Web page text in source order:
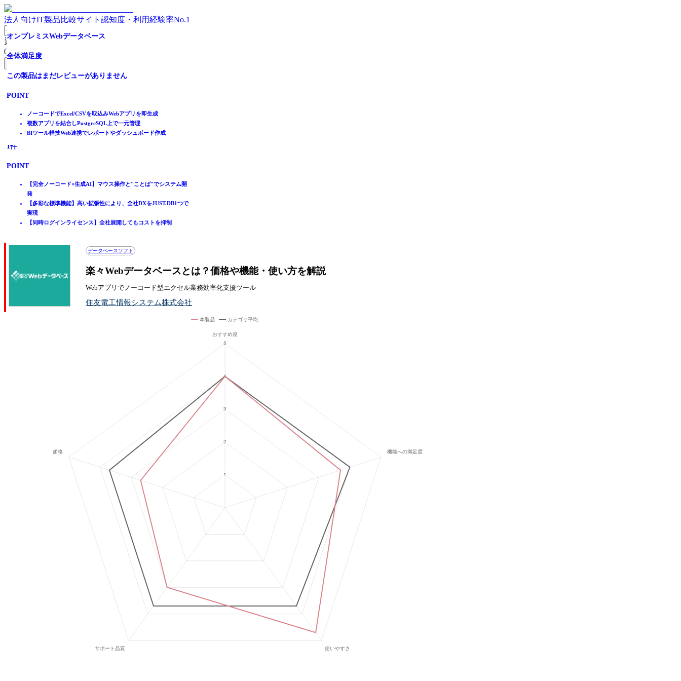
法人向けIT製品比較サイト 認知度・利用経験率No.1
資料請求リスト
0 件
製品を探す
記事を読む
はじめての方へ
掲載について
動画で学ぶ
IT製品比較TOP
データ管理
データベースソフト
楽々Webデータベース
データベースソフト
楽々Webデータベースとは？価格や機能・使い方を解説
Webアプリでノーコード型エクセル業務効率化支援ツール
住友電工情報システム株式会社
散在するデータの統合・自動集計から分析まで簡単に
全体満足度
☆☆☆☆☆
件
散在したデータを一元化、10億件のデータも1秒台で◆高速集計◆
直感的な操作で誰でも簡単にデータ分析が可能
200名まで定額14,256円 Webデータベースを低コストで
11件
POINT
一人あたり71.3円～ 圧倒的コストパフォーマンス
Webデータベースをはじめ、業務効率化を助ける便利ツール多数
まずは60日間たっぷり無料でお試しいただけます
Webアプリでノーコード型エクセル業務効率化支援ツール
全体満足度
☆☆☆☆☆
かんたん構築｜ノーコードでだれもがIT人材に
つなげて活用｜貯めたデータも人もつなげて新たな価値を
完全ノーコード×生成AIでDX推進！ JUST.DB 【無料トラ
1件
POINT
【完全ノーコード×生成AI】マウス操作と"ことば"でシステム開
発
【多彩な標準機能】高い拡張性により、全社DXをJUST.DB1つで
実現
【同時ログインライセンス】全社展開してもコストを抑制
オンプレミスWebデータベース
全体満足度
この製品はまだレビューがありません
POINT
ノーコードでExcel/CSVを取込みWebアプリを即生成
複数アプリを結合しPostgreSQL上で一元管理
BIツール軽技Web連携でレポートやダッシュボード作成